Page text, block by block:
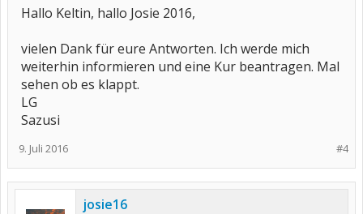
Hallo Keltin, hallo Josie 2016,
vielen Dank für eure Antworten. Ich werde mich
weiterhin informieren und eine Kur beantragen. Mal
sehen ob es klappt.
LG
Sazusi
#4
9. Juli 2016
josie16